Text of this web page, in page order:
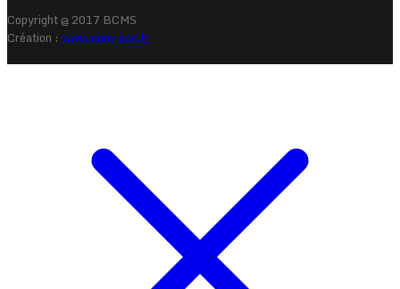
Copyright @ 2017 BCMS
Création : www.com-pac.fr